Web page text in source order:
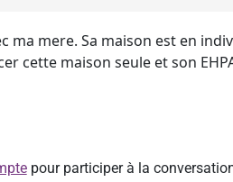
ma mere. Sa maison est en
cette maison seule et son
pour participer à la